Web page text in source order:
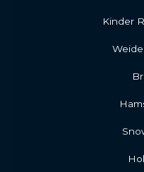
Kinder